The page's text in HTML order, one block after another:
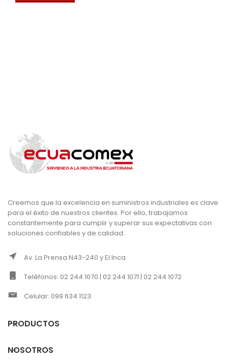
Creemos que la excelencia en suministros industriales es clave
para el éxito de nuestros clientes. Por ello, trabajamos
constantemente para cumplir y superar sus expectativas con
soluciones confiables y de calidad.
Av. La Prensa N43-240 y El Inca
Teléfonos: 02 244 1070 | 02 244 1071 | 02 244 1072
Celular: 099 634 1123
PRODUCTOS
NOSOTROS